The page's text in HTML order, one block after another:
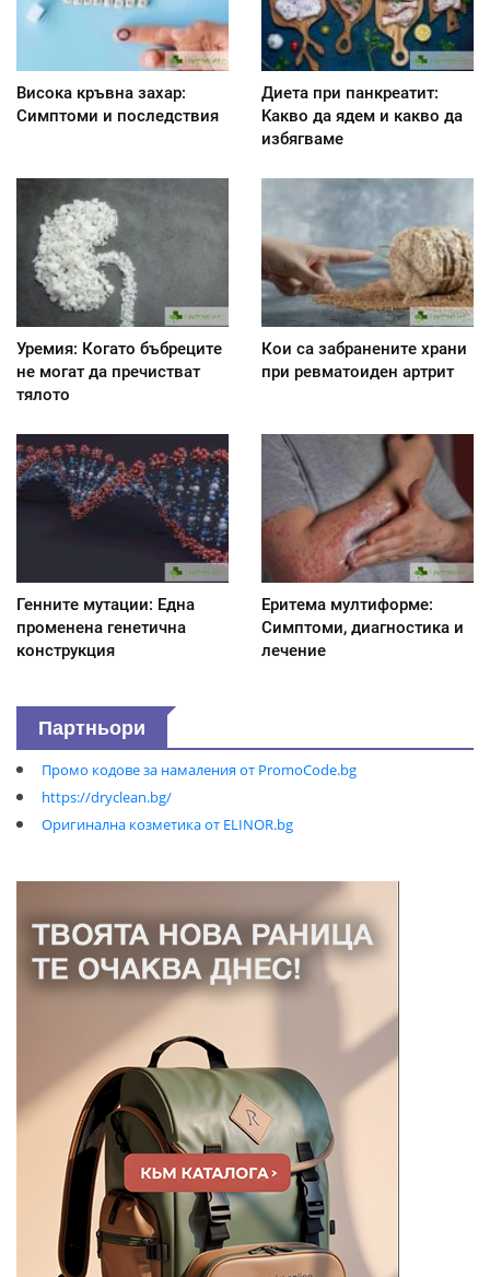
Висока кръвна захар:
Симптоми и последствия
Диета при панкреатит:
Kакво да ядем и какво да
избягваме
Уремия: Когато бъбреците
не могат да пречистват
тялото
Кои са забранените храни
при ревматоиден артрит
Генните мутации: Една
променена генетична
конструкция
Еритема мултиформе:
Симптоми, диагностика и
лечение
Партньори
Промо кодове за намаления от PromoCode.bg
https://dryclean.bg/
Оригинална козметика от ELINOR.bg